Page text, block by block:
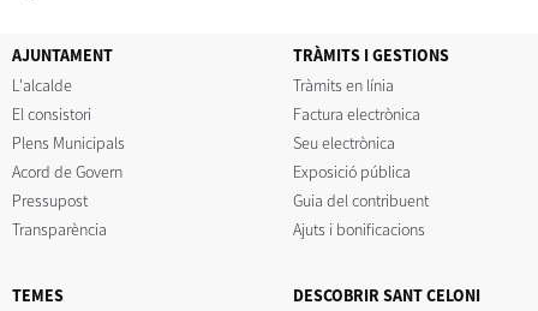
AJUNTAMENT
L'alcalde
El consistori
Plens Municipals
Acord de Govern
Pressupost
Transparència
TRÀMITS I GESTIONS
Tràmits en línia
Factura electrònica
Seu electrònica
Exposició pública
Guia del contribuent
Ajuts i bonificacions
TEMES
DESCOBRIR SANT CELONI